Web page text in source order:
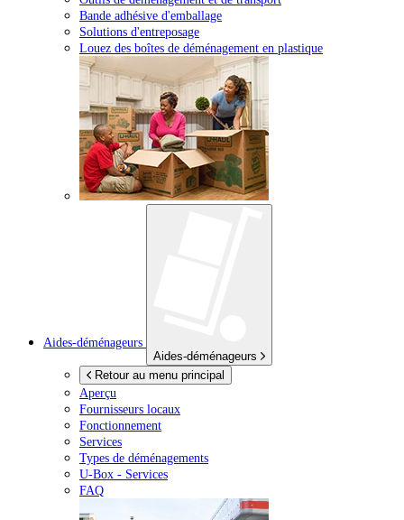
Bande adhésive d'emballage
Solutions d'entreposage
Louez des boîtes de déménagement en plastique
Aides-déménageurs
Aides-déménageurs
Retour au menu principal
Aperçu
Fournisseurs locaux
Fonctionnement
Services
Types de déménagements
U-Box - Services
FAQ